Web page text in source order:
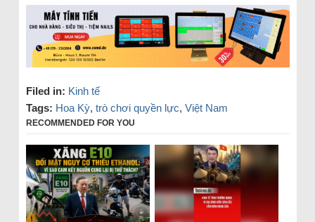
Filed in: Kinh tế
Tags: Hoa Kỳ, trò chơi quyền lực, Việt Nam
RECOMMENDED FOR YOU